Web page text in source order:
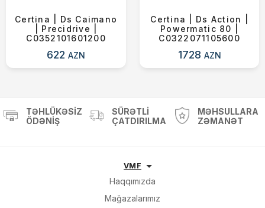
Certina | Ds Caimano
| Precidrive |
C0352101601200
622AZN
Certina | Ds Action |
Powermatic 80 |
C0322071105600
1728 AZN
TƏHLÜKƏSIZ
ÖDƏNIŞ
SÜRƏTLI
ÇATDIRILMA
MƏHSULLARA
ZƏMANƏT
VMF
Haqqımızda
Mağazalarımız